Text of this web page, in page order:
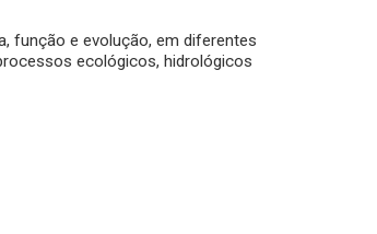
função e evolução, em diferentes
ecológicos, hidrológicos